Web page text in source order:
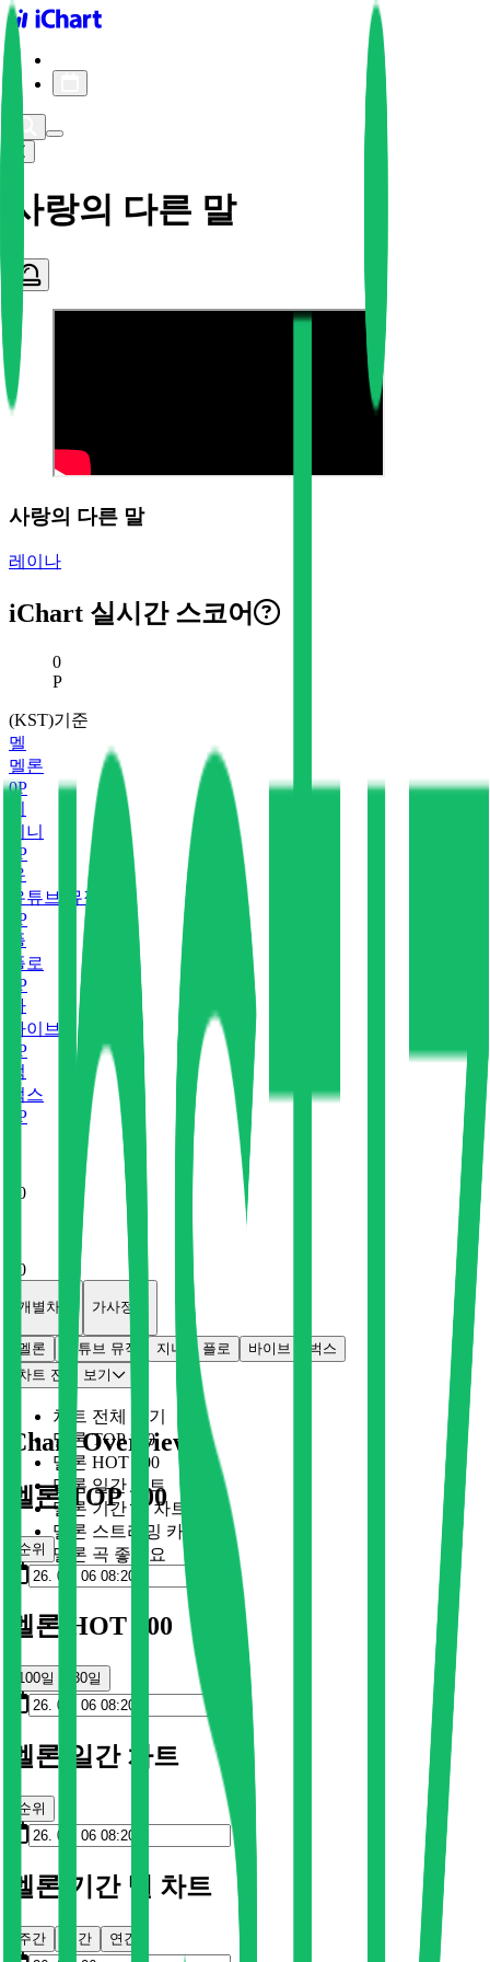
iChart logo
사랑의 다른 말
사랑의 다른 말
레이나
iChart 실시간 스코어
현재 스코어
0
P
(KST)기준
멜
멜론
0P
지니
P
유
유튜브 뮤직
P
플
플로
P
바
바이브
P
벅
벅스
P
0
0
개별차트 가사정보
멜론 유튜브 뮤직 지니 플로 바이브
벅스
차트 전체 보기
차트 전체 보기
멜론 TOP 100
멜론 HOT 100
멜론 일간 차트
멜론 기간 별 차트
멜론 스트리밍 카드
멜론 곡 좋아요
Chart Overview
멜론 TOP 100
순위
멜론 HOT 100
100일 30일
멜론 일간 차트
순위
멜론 기간 별 차트
주간 월간 연간